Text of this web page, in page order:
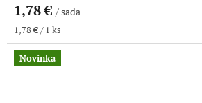
1,78 € / sada
Jednotková
cena:
1,78 € / 1 ks
Novinka